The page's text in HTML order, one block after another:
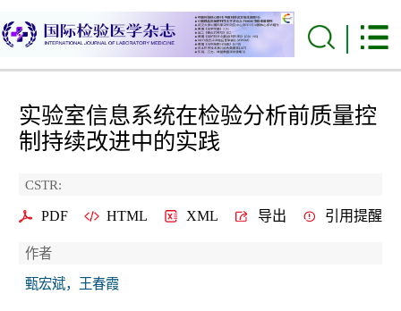
实验室信息系统在检验分析前质量控
制持续改进中的实践
CSTR:
PDF HTML XML 导出 引用提醒
作者
甄宏斌，王春霞